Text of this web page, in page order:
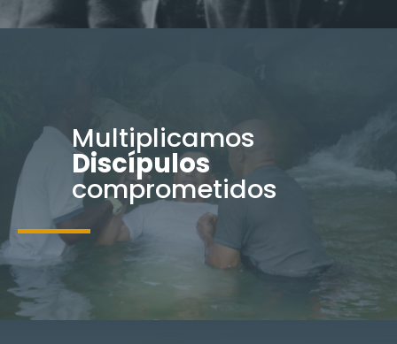
Multiplicamos
Discípulos
comprometidos